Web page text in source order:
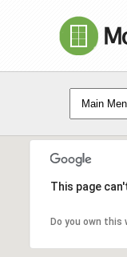
This page
Do you own this